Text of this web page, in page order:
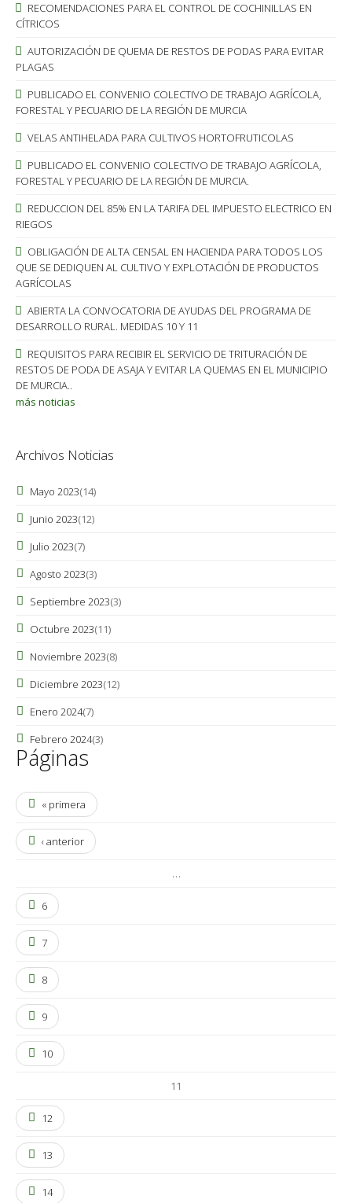
RECOMENDACIONES PARA EL CONTROL DE COCHINILLAS EN
CÍTRICOS
AUTORIZACIÓN DE QUEMA DE RESTOS DE PODAS PARA EVITAR
PLAGAS
PUBLICADO EL CONVENIO COLECTIVO DE TRABAJO AGRÍCOLA,
FORESTAL Y PECUARIO DE LA REGIÓN DE MURCIA
VELAS ANTIHELADA PARA CULTIVOS HORTOFRUTICOLAS
PUBLICADO EL CONVENIO COLECTIVO DE TRABAJO AGRÍCOLA,
FORESTAL Y PECUARIO DE LA REGIÓN DE MURCIA.
REDUCCION DEL 85% EN LA TARIFA DEL IMPUESTO ELECTRICO EN
RIEGOS
OBLIGACIÓN DE ALTA CENSAL EN HACIENDA PARA TODOS LOS
QUE SE DEDIQUEN AL CULTIVO Y EXPLOTACIÓN DE PRODUCTOS
AGRÍCOLAS
ABIERTA LA CONVOCATORIA DE AYUDAS DEL PROGRAMA DE
DESARROLLO RURAL. MEDIDAS 10 Y 11
REQUISITOS PARA RECIBIR EL SERVICIO DE TRITURACIÓN DE
RESTOS DE PODA DE ASAJA Y EVITAR LA QUEMAS EN EL MUNICIPIO
DE MURCIA..
más noticias
Archivos Noticias
Mayo 2023(14)
Junio 2023(12)
Julio 2023(7)
Agosto 2023(3)
Septiembre 2023(3)
Octubre 2023(11)
Noviembre 2023(8)
Diciembre 2023(12)
Enero 2024(7)
Febrero 2024(3)
Páginas
« primera
‹ anterior
…
6
7
8
9
10
11
12
13
14